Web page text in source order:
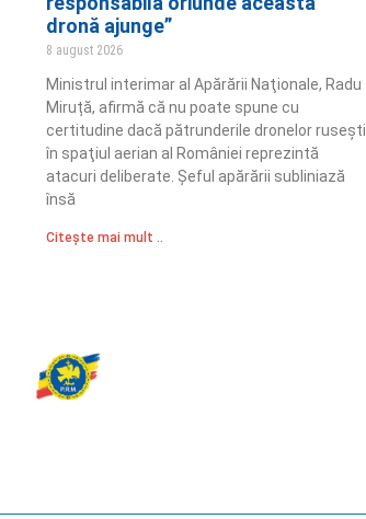
dronă ajunge”
8 august 2026
Ministrul interimar al Apărării Naţionale, Radu
Miruță, afirmă că nu poate spune cu
certitudine dacă pătrunderile dronelor ruseşti
în spaţiul aerian al României reprezintă
atacuri deliberate. Șeful apărării subliniază
însă
Citește mai mult ..